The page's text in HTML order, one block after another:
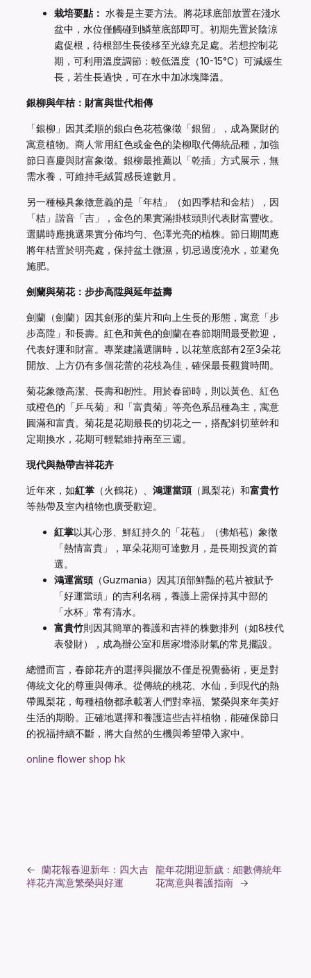
栽培要點： 水養是主要方法。將花球底部放置在淺水
盆中，水位僅觸碰到鱗莖底部即可。初期先置於陰涼
處促根，待根部生長後移至光線充足處。若想控制花
期，可利用溫度調節：較低溫度（10-15°C）可減緩生
長，若生長過快，可在水中加冰塊降溫。
銀柳與年桔：財富與世代相傳
「銀柳」因其柔順的銀白色花苞像徵「銀留」，成為聚財的
寓意植物。商人常用紅色或金色的染柳取代傳統品種，加強
節日喜慶與財富象徵。銀柳最推薦以「乾插」方式展示，無
需水養，可維持毛絨質感長達數月。
另一種極具象徵意義的是「年桔」（如四季桔和金桔），因
「桔」諧音「吉」，金色的果實滿掛枝頭則代表財富豐收。
選購時應挑選果實分佈均勻、色澤光亮的植株。節日期間應
將年桔置於明亮處，保持盆土微濕，切忌過度澆水，並避免
施肥。
劍蘭與菊花：步步高陞與延年益壽
劍蘭（劍蘭）因其劍形的葉片和向上生長的形態，寓意「步
步高陞」和長壽。紅色和黃色的劍蘭在春節期間最受歡迎，
代表好運和財富。專業建議選購時，以花莖底部有2至3朵花
開放、上方仍有多個花蕾的花枝為佳，確保最長觀賞時間。
菊花象徵高潔、長壽和韌性。用於春節時，則以黃色、紅色
或橙色的「乒乓菊」和「富貴菊」等亮色系品種為主，寓意
圓滿和富貴。菊花是花期最長的切花之一，搭配斜切莖幹和
定期換水，花期可輕鬆維持兩至三週。
現代與熱帶吉祥花卉
近年來，如紅掌 （火鶴花）、 鴻運當頭 （鳳梨花）和富貴竹
等熱帶及室內植物也廣受歡迎。
紅掌以其心形、鮮紅持久的「花苞」（佛焰苞）象徵
「熱情富貴」，單朵花期可達數月，是長期投資的首
選。
鴻運當頭 （Guzmania）因其頂部鮮豔的苞片被賦予
「好運當頭」的吉利名稱，養護上需保持其中部的
「水杯」常有清水。
富貴竹則因其簡單的養護和吉祥的株數排列（如8枝代
表發財），成為辦公室和居家增添財氣的常見擺設。
總體而言，春節花卉的選擇與擺放不僅是視覺藝術，更是對
傳統文化的尊重與傳承。從傳統的桃花、水仙，到現代的熱
帶鳳梨花，每種植物都承載著人們對幸福、繁榮與來年美好
生活的期盼。正確地選擇和養護這些吉祥植物，能確保節日
的祝福持續不斷，將大自然的生機與希望帶入家中。
online flower shop hk
← 蘭花報春迎新年：四大吉
祥花卉寓意繁榮與好運
龍年花開迎新歲：細數傳統年
花寓意與養護指南 →